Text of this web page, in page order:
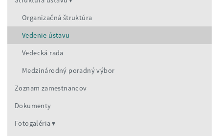
Organizačná štruktúra
Vedenie ústavu
Vedecká rada
Medzinárodný poradný výbor
Zoznam zamestnancov
Dokumenty
Fotogaléria